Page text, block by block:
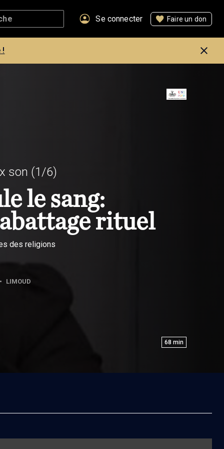
Se connecter Faire un don
!
son (1/6)
le sang:
rituel
des religions
• LIMOUD
68 min